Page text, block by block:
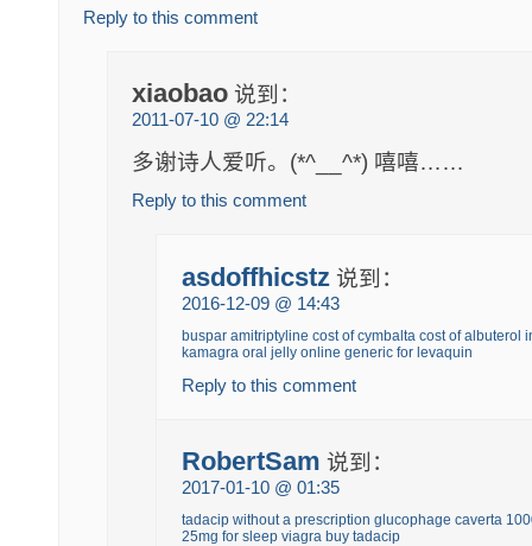
Reply to this comment
xiaobao 说到：
2011-07-10 @ 22:14
多谢诗人爱听。(*^__^*) 嘻嘻……
Reply to this comment
asdoffhicstz 说到：
2016-12-09 @ 14:43
buspar amitriptyline cost of cymbalta cost of albuterol
kamagra oral jelly online generic for levaquin
Reply to this comment
RobertSam 说到：
2017-01-10 @ 01:35
tadacip without a prescription glucophage caverta
25mg for sleep viagra buy tadacip